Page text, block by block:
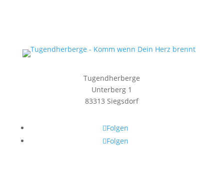
Tugendherberge
Unterberg 1
83313 Siegsdorf
Folgen
Folgen